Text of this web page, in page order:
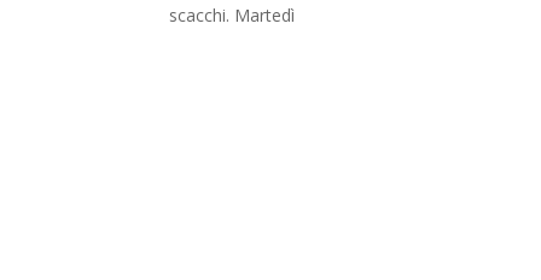
scacchi. Martedì